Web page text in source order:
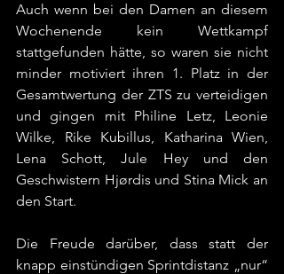
Auch wenn bei den Damen an diesem
Wochenende kein Wettkampf
stattgefunden hätte, so waren sie nicht
minder motiviert ihren 1. Platz in der
Gesamtwertung der ZTS zu verteidigen
und gingen mit Philine Letz, Leonie
Wilke, Rike Kubillus, Katharina Wien,
Lena Schott, Jule Hey und den
Geschwistern Hjørdis und Stina Mick an
den Start.
Die Freude darüber, dass statt der
knapp einstündigen Sprintdistanz „nur“